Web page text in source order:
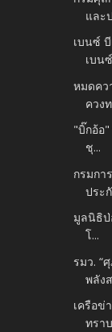
และ
เบนซ์ บี
เบน
หมดคว
ควง
"บิ๊กอ้อ
ชุ...
กรมกา
ประ
มูลนิธิป่
โ...
รมว. “
พลัง
เครือข่
ทรา